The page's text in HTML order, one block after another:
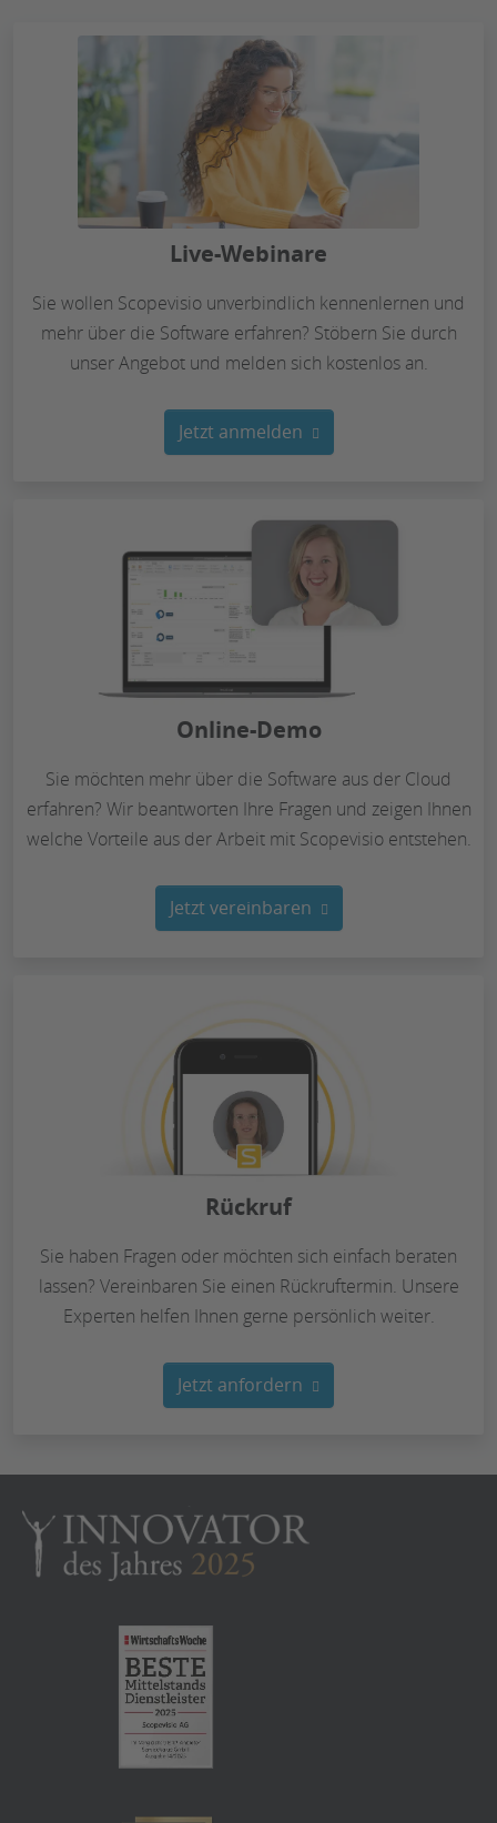
Live-Webinare
Sie wollen Scopevisio unverbindlich kennenlernen und
mehr über die Software erfahren? Stöbern Sie durch
unser Angebot und melden sich kostenlos an.
Jetzt anmelden
Online-Demo
Sie möchten mehr über die Software aus der Cloud
erfahren? Wir beantworten Ihre Fragen und zeigen Ihnen
welche Vorteile aus der Arbeit mit Scopevisio entstehen.
Jetzt vereinbaren
Rückruf
Sie haben Fragen oder möchten sich einfach beraten
lassen? Vereinbaren Sie einen Rückruftermin. Unsere
Experten helfen Ihnen gerne persönlich weiter.
Jetzt anfordern